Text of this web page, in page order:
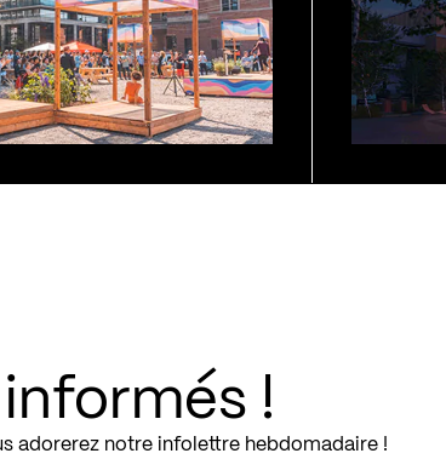
informés !
adorerez notre infolettre hebdomadaire !